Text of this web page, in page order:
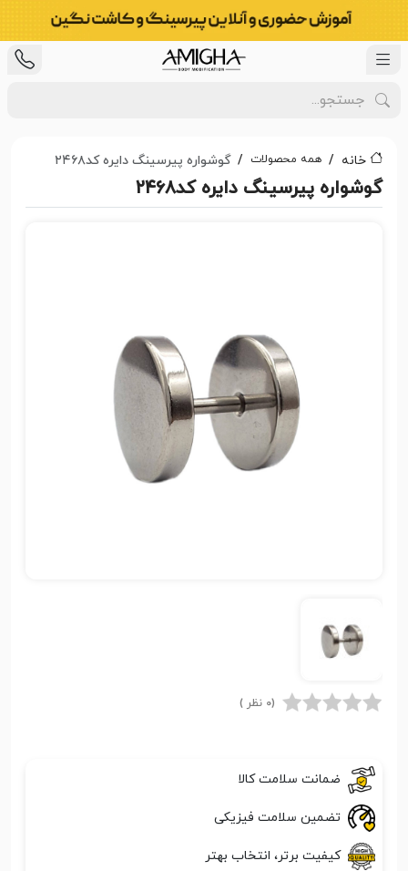
خانه همه محصولات گوشواره پیرسینگ دایره کد۲۴۶۸
گوشواره پیرسینگ دایره کد۲۴۶۸
(0 نظر )
ضمانت سلامت کالا
تضمین سلامت فیزیکی
کیفیت برتر، انتخاب بهتر